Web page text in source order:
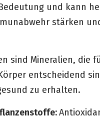
und kann
stärken
sind Mineralien, die
entscheidend
zu erhalten.